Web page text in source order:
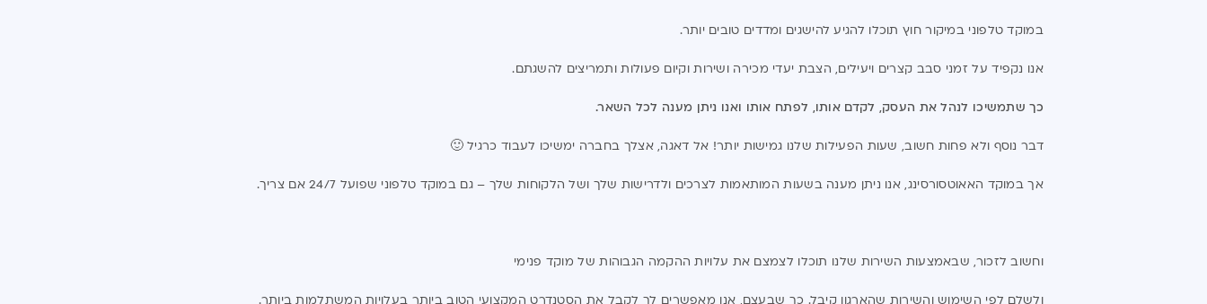
במוקד טלפוני במיקור חוץ תוכלו להגיע להישגים ומדדים טובים יותר.
אנו נקפיד על זמני סבב קצרים ויעילים, הצבת יעדי מכירה ושירות וקיום פעולות ותמריצים להשגתם.
כך שתמשיכו לנהל את העסק, לקדם אותו, לפתח אותו ואנו ניתן מענה לכל השאר.
דבר נוסף ולא פחות חשוב, שעות הפעילות שלנו גמישות יותר! אל דאגה, אצלך בחברה ימשיכו לעבוד כרגיל 🙂
אך במוקד האאוטסורסינג, אנו ניתן מענה בשעות המותאמות לצרכים ולדרישות שלך ושל הלקוחות שלך – גם במוקד טלפוני שפועל 24/7 אם צריך.
וחשוב לזכור, שבאמצעות השירות שלנו תוכלו לצמצם את עלויות ההקמה הגבוהות של מוקד פנימי
ולשלם לפי השימוש והשירות שהארגון קיבל. כך שבעצם, אנו מאפשרים לך לקבל את הסטנדרט המקצועי הטוב ביותר בעלויות המשתלמות ביותר.